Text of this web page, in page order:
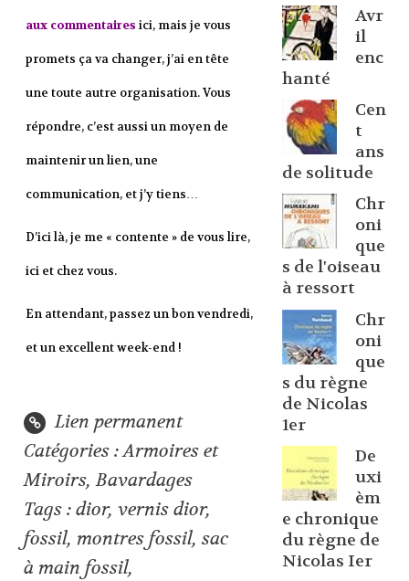
aux commentaires ici, mais je vous
promets ça va changer, j’ai en tête
une toute autre organisation. Vous
répondre, c’est aussi un moyen de
maintenir un lien, une
communication, et j’y tiens…
D’ici là, je me « contente » de vous lire,
ici et chez vous.
En attendant, passez un bon vendredi,
et un excellent week-end !
Lien permanent
Catégories :Armoires et
Miroirs,Bavardages
Tags :dior,vernis dior,
fossil, montres fossil,sac
à main fossil,
Avr
il
enc
hanté
Cen
t
ans
de solitude
Chr
oni
que
s de l'oiseau
à ressort
Chr
oni
que
s du règne
de Nicolas
1er
De
uxi
èm
e chronique
du règne de
Nicolas Ier